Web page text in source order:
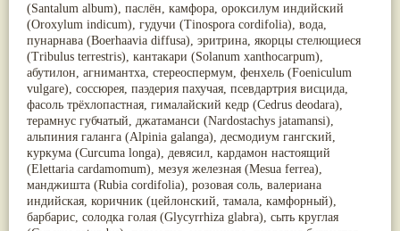
(Santalum album), паслён, камфора, ороксилум индийский
(Oroxylum indicum), гудучи (Tinospora cordifolia), вода,
пунарнава (Boerhaavia diffusa), эритрина, якорцы стелющиеся
(Tribulus terrestris), кантакари (Solanum xanthocarpum),
абутилон, агнимантха, стереоспермум, фенхель (Foeniculum
vulgare), соссюрея, паэдерия пахучая, псевдартрия висцида,
фасоль трёхлопастная, гималайский кедр (Cedrus deodara),
терамнус губчатый, джатаманси (Nardostachys jatamansi),
альпиния галанга (Alpinia galanga), десмодиум гангский,
куркума (Curcuma longa), девясил, кардамон настоящий
(Elettaria cardamomum), мезуя железная (Mesua ferrea),
манджишта (Rubia cordifolia), розовая соль, валериана
индийская, коричник (цейлонский, тамала, камфорный),
барбарис, солодка голая (Glycyrrhiza glabra), сыть круглая